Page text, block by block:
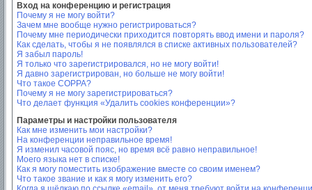
Вход на конференцию и регистрация
Почему я не могу войти?
Зачем мне вообще нужно регистрироваться?
Почему мне периодически приходится повторять ввод имени и пароля?
Как сделать, чтобы я не появлялся в списке активных пользователей?
Я забыл пароль!
Я только что зарегистрировался, но не могу войти!
Я давно зарегистрирован, но больше не могу войти!
Что такое COPPA?
Почему я не могу зарегистрироваться?
Что делает функция «Удалить cookies конференции»?
Параметры и настройки пользователя
Как мне изменить мои настройки?
На конференции неправильное время!
Я изменил часовой пояс, но время всё равно неправильное!
Моего языка нет в списке!
Как я могу поместить изображение вместе со своим именем?
Что такое звание и как я могу изменить его?